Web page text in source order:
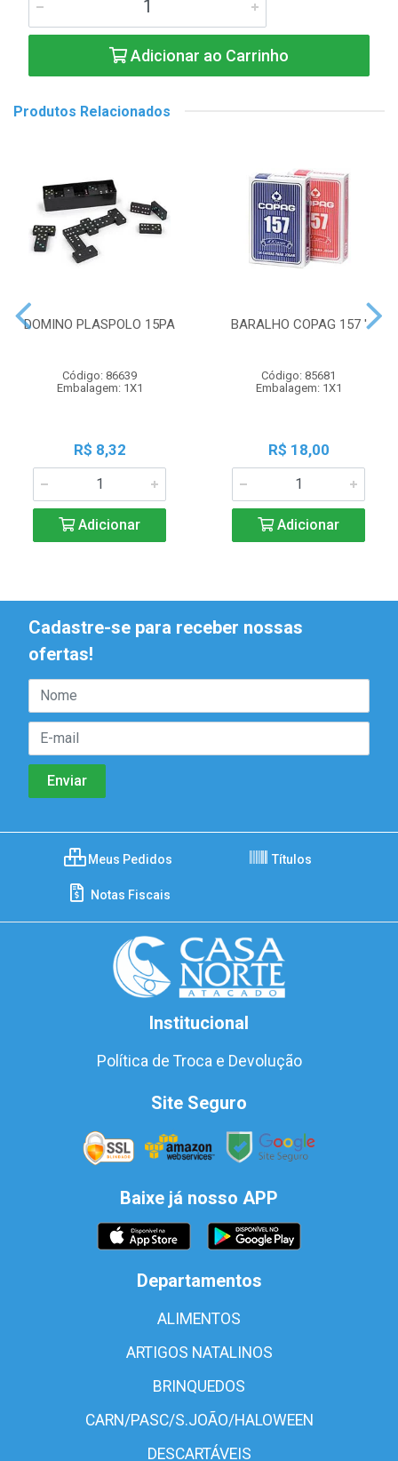
Adicionar ao Carrinho
Produtos Relacionados
DOMINO PLASPOLO 15PA
Código: 86639
Embalagem: 1X1
R$ 8,32
Adicionar
BARALHO COPAG 157 '
Código: 85681
Embalagem: 1X1
R$ 18,00
Adicionar
Cadastre-se para receber nossas
ofertas!
Meus Pedidos Títulos
Notas Fiscais
Institucional
Política de Troca e Devolução
Site Seguro
Baixe já nosso APP
Departamentos
ALIMENTOS
ARTIGOS NATALINOS
BRINQUEDOS
CARN/PASC/S.JOÃO/HALOWEEN
DESCARTÁVEIS